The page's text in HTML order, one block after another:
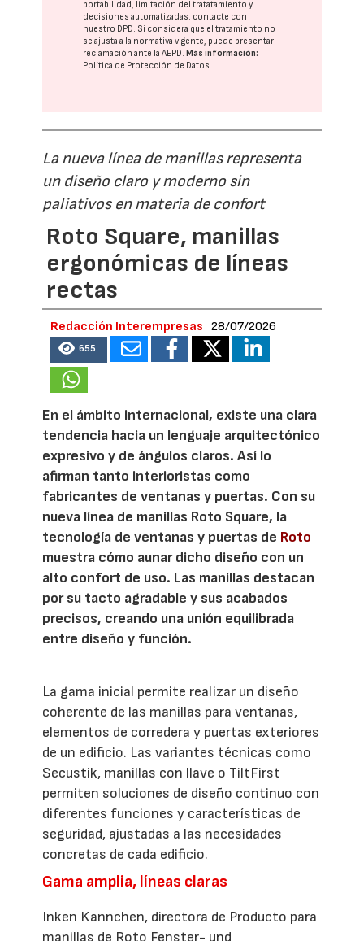
portabilidad, limitación del tratatamiento y
decisiones automatizadas: contacte con
nuestro DPD. Si considera que el tratamiento no
se ajusta a la normativa vigente, puede presentar
reclamación ante laAEPD.Más información:
Política de Protección de Datos
La nueva línea de manillas representa
un diseño claro y moderno sin
paliativos en materia de confort
Roto Square, manillas
ergonómicas de líneas
rectas
Redacción Interempresas 28/07/2026
655
En el ámbito internacional, existe una clara
tendencia hacia un lenguaje arquitectónico
expresivo y de ángulos claros. Así lo
afirman tanto interioristas como
fabricantes de ventanas y puertas. Con su
nueva línea de manillas Roto Square, la
tecnología de ventanas y puertas de Roto
muestra cómo aunar dicho diseño con un
alto confort de uso. Las manillas destacan
por su tacto agradable y sus acabados
precisos, creando una unión equilibrada
entre diseño y función.
La gama inicial permite realizar un diseño
coherente de las manillas para ventanas,
elementos de corredera y puertas exteriores
de un edificio. Las variantes técnicas como
Secustik, manillas con llave o TiltFirst
permiten soluciones de diseño continuo con
diferentes funciones y características de
seguridad, ajustadas a las necesidades
concretas de cada edificio.
Gama amplia, líneas claras
Inken Kannchen, directora de Producto para
manillas de Roto Fenster- und